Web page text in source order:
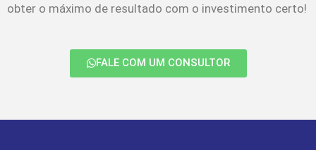
obter o máximo de resultado com o investimento certo!
FALE COM UM CONSULTOR